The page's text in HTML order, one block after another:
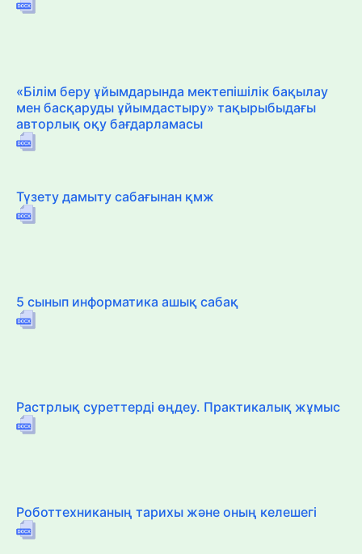
«Білім беру ұйымдарында мектепішілік бақылау
мен басқаруды ұйымдастыру» тақырыбыдағы
авторлық оқу бағдарламасы
Түзету дамыту сабағынан қмж
5 сынып информатика ашық сабақ
Растрлық суреттерді өңдеу. Практикалық жұмыс
Роботтехниканың тарихы және оның келешегі